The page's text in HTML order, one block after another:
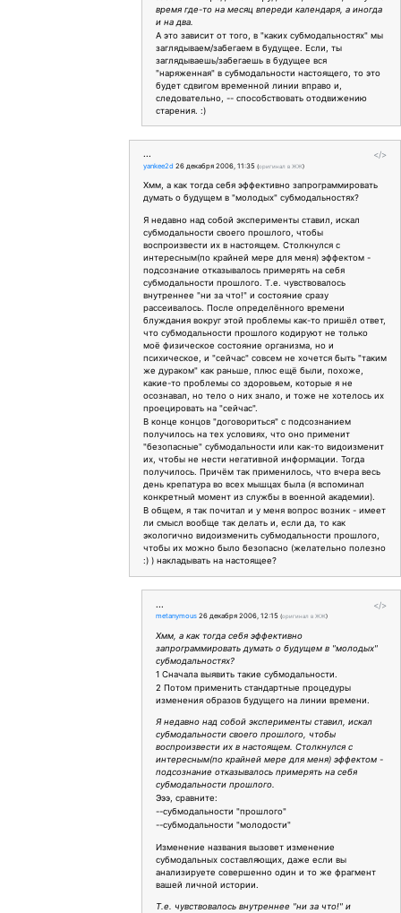
время где-то на месяц впереди календаря, а иногда
и на два.
А это зависит от того, в "каких субмодальностях" мы
заглядываем/забегаем в будущее. Если, ты
заглядываешь/забегаешь в будущее вся
"наряженная" в субмодальности настоящего, то это
будет сдвигом временной линии вправо и,
следовательно, -- способствовать отодвижению
старения. :)
</>
...
yankee2d 26 декабря 2006, 11:35 (оригинал в ЖЖ)
Хмм, а как тогда себя эффективно запрограммировать
думать о будущем в "молодых" субмодальностях?
Я недавно над собой эксперименты ставил, искал
субмодальности своего прошлого, чтобы
воспроизвести их в настоящем. Столкнулся с
интересным(по крайней мере для меня) эффектом -
подсознание отказывалось примерять на себя
субмодальности прошлого. Т.е. чувствовалось
внутреннее "ни за что!" и состояние сразу
рассеивалось. После определённого времени
блуждания вокруг этой проблемы как-то пришёл ответ,
что субмодальности прошлого кодируют не только
моё физическое состояние организма, но и
психическое, и "сейчас" совсем не хочется быть "таким
же дураком" как раньше, плюс ещё были, похоже,
какие-то проблемы со здоровьем, которые я не
осознавал, но тело о них знало, и тоже не хотелось их
проецировать на "сейчас".
В конце концов "договориться" с подсознанием
получилось на тех условиях, что оно применит
"безопасные" субмодальности или как-то видоизменит
их, чтобы не нести негативной информации. Тогда
получилось. Причём так применилось, что вчера весь
день крепатура во всех мышцах была (я вспоминал
конкретный момент из службы в военной академии).
В общем, я так почитал и у меня вопрос возник - имеет
ли смысл вообще так делать и, если да, то как
экологично видоизменить субмодальности прошлого,
чтобы их можно было безопасно (желательно полезно
:) ) накладывать на настоящее?
</>
...
metanymous 26 декабря 2006, 12:15 (оригинал в ЖЖ)
Хмм, а как тогда себя эффективно
запрограммировать думать о будущем в "молодых"
субмодальностях?
1 Сначала выявить такие субмодальности.
2 Потом применить стандартные процедуры
изменения образов будущего на линии времени.
Я недавно над собой эксперименты ставил, искал
субмодальности своего прошлого, чтобы
воспроизвести их в настоящем. Столкнулся с
интересным(по крайней мере для меня) эффектом -
подсознание отказывалось примерять на себя
субмодальности прошлого.
Эээ, сравните:
--субмодальности "прошлого"
--субмодальности "молодости"
Изменение названия вызовет изменение
субмодальных составляющих, даже если вы
анализируете совершенно один и то же фрагмент
вашей личной истории.
Т.е. чувствовалось внутреннее "ни за что!" и